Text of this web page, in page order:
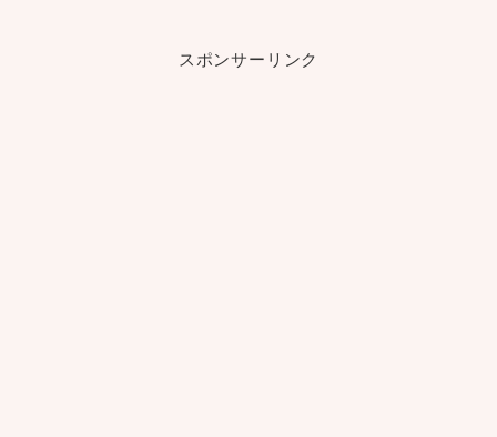
スポンサーリンク